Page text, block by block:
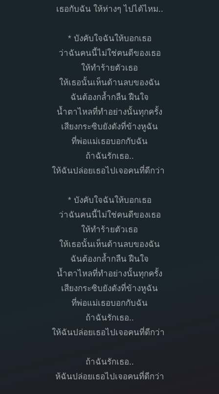
เธอกับฉัน ให้ห่างๆ ไปได้ไหม..
* บังคับใจฉันให้บอกเธอ
ว่าฉันคนนี้ไม่ใช่คนดีของเธอ
ให้ทำร้ายตัวเธอ
ให้เธอนั้นเห็นด้านลบของฉัน
ฉันต้องกล้ำกลืน ฝืนใจ
น้ำตาไหลที่ทำอย่างนั้นทุกครั้ง
เสียงกระซิบยังดังที่ข้างหูฉัน
ที่พ่อแม่เธอบอกกับฉัน
ถ้าฉันรักเธอ..
ให้ฉันปล่อยเธอไปเจอคนที่ดีกว่า
* บังคับใจฉันให้บอกเธอ
ว่าฉันคนนี้ไม่ใช่คนดีของเธอ
ให้ทำร้ายตัวเธอ
ให้เธอนั้นเห็นด้านลบของฉัน
ฉันต้องกล้ำกลืน ฝืนใจ
น้ำตาไหลที่ทำอย่างนั้นทุกครั้ง
เสียงกระซิบยังดังที่ข้างหูฉัน
ที่พ่อแม่เธอบอกกับฉัน
ถ้าฉันรักเธอ..
ให้ฉันปล่อยเธอไปเจอคนที่ดีกว่า
ถ้าฉันรักเธอ..
ห้ฉันปล่อยเธอไปเจอคนที่ดีกว่า